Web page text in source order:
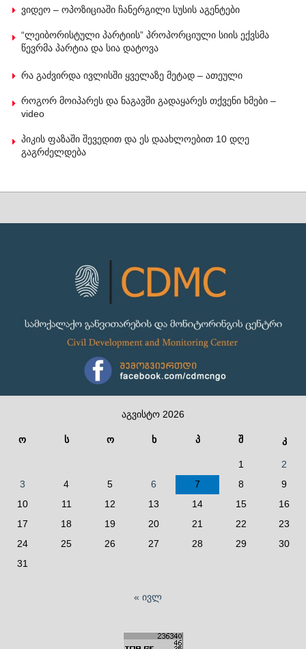
ვიდეო – ოპოზიციაში ჩანერგილი სუსის აგენტები
“ლეიბორისტული პარტიის” პროპორციული სიის ექვსმა
წევრმა პარტია და სია დატოვა
რა გაძვირდა ივლისში ყველაზე მეტად – ათეული
როგორ მოიპარეს და ნაგავში გადაყარეს თქვენი ხმები –
video
პიკის ფაზაში შევედით და ეს დაახლოებით 10 დღე
გაგრძელდება
აგვისტო 2026
ო ს ო ხ პ შ კ
1
2
3
4 5 6 7 8
9
10
11 12 13 14 15
16
17
18 19 20 21 22
23
24
25 26 27 28 29
30
31
« ივლ